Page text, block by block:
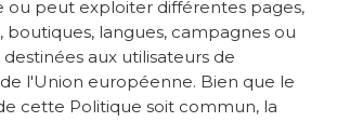
ou peut exploiter différentes pages,
boutiques, langues, campagnes ou
aux utilisateurs de
l'Union européenne. Bien que le
cette Politique soit commun, la